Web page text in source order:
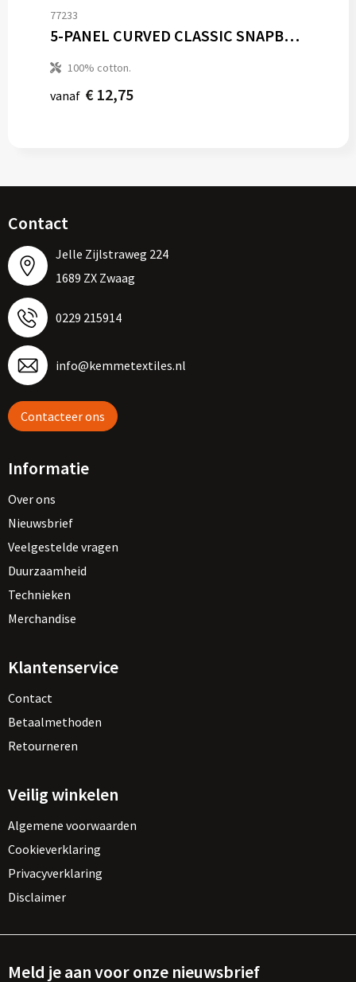
77233
5-PANEL CURVED CLASSIC SNAPBACK
100% cotton.
vanaf € 12,75
Contact
Jelle Zijlstraweg 224
1689 ZX Zwaag
0229 215914
info@kemmetextiles.nl
Contacteer ons
Informatie
Over ons
Nieuwsbrief
Veelgestelde vragen
Duurzaamheid
Technieken
Merchandise
Klantenservice
Contact
Betaalmethoden
Retourneren
Veilig winkelen
Algemene voorwaarden
Cookieverklaring
Privacyverklaring
Disclaimer
Meld je aan voor onze nieuwsbrief